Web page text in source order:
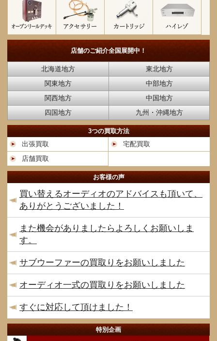
店舗のご紹介全国展開中！
北海道地方
東北地方
関東地方
中部地方
関西地方
中国地方
四国地方
九州・沖縄地方
3つの買取方法
出張買取
宅配買取
店舗買取
お客様の声
買い替えるオーディオのアドバイスも頂いて、
ありがとうございました！
また機会がありましたらよろしくお願いしま
す。
サブウーファーの買取りをお願いしました
オーディオ一式の買取りをお願いしました
すぐに対応して頂けました！
特別企画